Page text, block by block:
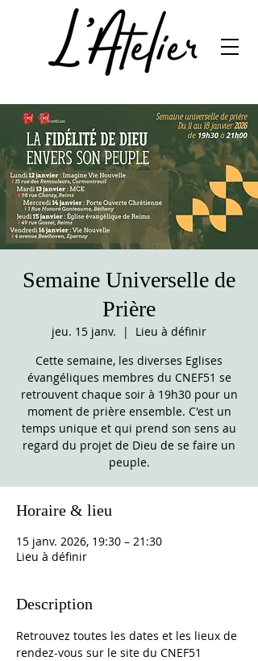
Semaine Universelle de
Prière
jeu. 15 janv.
  |
Lieu à définir
Cette semaine, les diverses Eglises
évangéliques membres du CNEF51 se
retrouvent chaque soir à 19h30 pour un
moment de prière ensemble. C'est un
temps unique et qui prend son sens au
regard du projet de Dieu de se faire un
peuple.
Horaire & lieu
15 janv. 2026, 19:30 – 21:30
Lieu à définir
Description
Retrouvez toutes les dates et les lieux de
rendez-vous sur le site du CNEF51